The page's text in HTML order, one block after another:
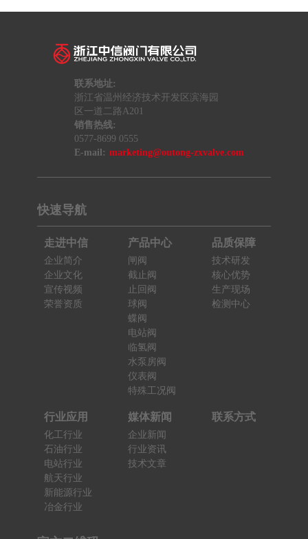
联系地址:
浙江省温州经济技术开发区滨海园
区一道二路A201
销售热线:
0577-8699 0555
E-mail: marketing@outong-zxvalve.com
快速导航
走进中信
企业简介
企业文化
宣传视频
荣誉资质
产品中心
闸阀
截止阀
止回阀
球阀
蝶阀
电站阀
临氢阀
水泵房阀
仪表阀
特殊工况阀
品质保障
技术研发
核心优势
生产现场
检测中心
行业应用
化工行业
石油行业
电站行业
航天行业
新能源行业
冶金行业
媒体新闻
企业新闻
行业资讯
技术文章
联系方式